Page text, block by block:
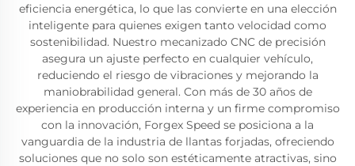
eficiencia energética, lo que las convierte en una elección
inteligente para quienes exigen tanto velocidad como
sostenibilidad. Nuestro mecanizado CNC de precisión
asegura un ajuste perfecto en cualquier vehículo,
reduciendo el riesgo de vibraciones y mejorando la
maniobrabilidad general. Con más de 30 años de
experiencia en producción interna y un firme compromiso
con la innovación, Forgex Speed se posiciona a la
vanguardia de la industria de llantas forjadas, ofreciendo
soluciones que no solo son estéticamente atractivas, sino